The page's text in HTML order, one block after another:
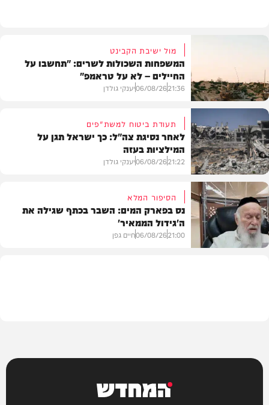
צבא וביטחון
מול ישיבת הקבינט
המשפחות השכולות לשרים: "תחשבו על
החיילים – לא על טראמפ"
21:36
06/08/26יענקי גולדן
צבא וביטחון
תעודת ביטוח למשת"פים
לאחר נסיגת צה"ל: כך ישראל תגן על
המילציות בעזה
21:22
06/08/26יענקי גולדן
הסיפור המלא
נס בפארק המים: השבר בכתף שגילה את
ה'גידול הממאיר'
21:00
06/08/26חיים גפן
המחדש